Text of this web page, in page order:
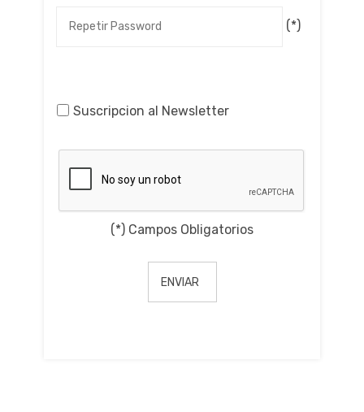
(*)
Suscripcion al Newsletter
(*) Campos Obligatorios